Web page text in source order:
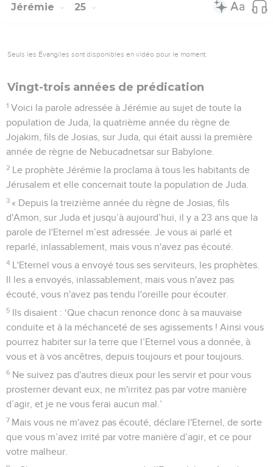
Jérémie 25
Seuls les Évangiles sont disponibles en vidéo pour le moment.
Vingt-trois années de prédication
1 Voici la parole adressée à Jérémie au sujet de toute la
population de Juda, la quatrième année du règne de
Jojakim, fils de Josias, sur Juda, qui était aussi la première
année de règne de Nebucadnetsar sur Babylone.
2 Le prophète Jérémie la proclama à tous les habitants de
Jérusalem et elle concernait toute la population de Juda.
3 « Depuis la treizième année du règne de Josias, fils
d'Amon, sur Juda et jusqu’à aujourd’hui, il y a 23 ans que la
parole de l'Eternel m’est adressée. Je vous ai parlé et
reparlé, inlassablement, mais vous n'avez pas écouté.
4 L'Eternel vous a envoyé tous ses serviteurs, les prophètes.
Il les a envoyés, inlassablement, mais vous n'avez pas
écouté, vous n'avez pas tendu l'oreille pour écouter.
5 Ils disaient : ‘Que chacun renonce donc à sa mauvaise
conduite et à la méchanceté de ses agissements ! Ainsi vous
pourrez habiter sur la terre que l’Eternel vous a donnée, à
vous et à vos ancêtres, depuis toujours et pour toujours.
6 Ne suivez pas d'autres dieux pour les servir et pour vous
prosterner devant eux, ne m'irritez pas par votre manière
d’agir, et je ne vous ferai aucun mal.’
7 Mais vous ne m'avez pas écouté, déclare l'Eternel, de sorte
que vous m’avez irrité par votre manière d’agir, et ce pour
votre malheur.